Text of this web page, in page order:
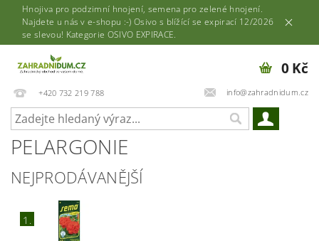
Hnojiva pro podzimní hnojení, semena pro zelené hnojení.
Najdete u nás v e-shopu :-) Osivo s blížící se expirací 12/2026
se slevou! Kategorie OSIVO EXPIRACE.
+420 732 219 788 info@zahradnidum.cz
0 Kč
PELARGONIE
NEJPRODÁVANĚJŠÍ
1.